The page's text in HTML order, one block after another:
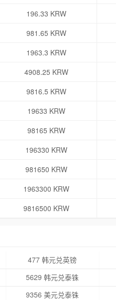
196.33 KRW
981.65 KRW
1963.3 KRW
4908.25 KRW
9816.5 KRW
19633 KRW
98165 KRW
196330 KRW
981650 KRW
1963300 KRW
9816500 KRW
477 韩元兑英镑
5629 韩元兑泰铢
9356 美元兑泰铢